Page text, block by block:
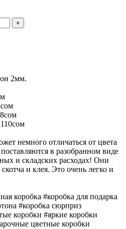
+
2мм.
немного отличаться от цвета
в разобранном виде
и складских расходах! Они
и клея. Это очень легко и
коробка #коробка для подарка
#коробка сюрприз
коробки #яркие коробки
цветные коробки